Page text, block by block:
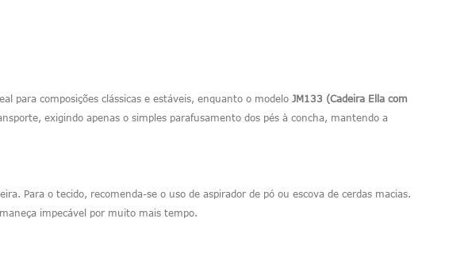
para composições clássicas e estáveis, enquanto o modelo JM133 (Cadeira Ella com
exigindo apenas o simples parafusamento dos pés à concha, mantendo a
Para o tecido, recomenda-se o uso de aspirador de pó ou escova de cerdas macias.
impecável por muito mais tempo.